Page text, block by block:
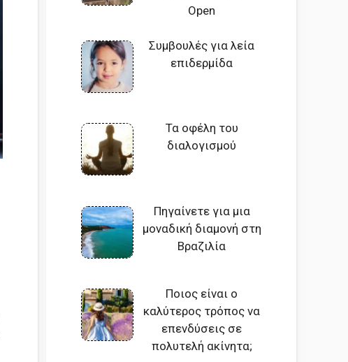
Open
Συμβουλές για λεία
επιδερμίδα
Τα οφέλη του
διαλογισμού
Πηγαίνετε για μια
μοναδική διαμονή στη
Βραζιλία
Ποιος είναι ο
καλύτερος τρόπος να
επενδύσεις σε
πολυτελή ακίνητα;